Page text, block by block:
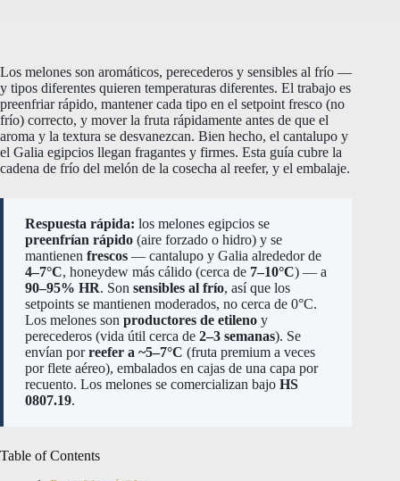
Los melones son aromáticos, perecederos y sensibles al frío —
y tipos diferentes quieren temperaturas diferentes. El trabajo es
preenfriar rápido, mantener cada tipo en el setpoint fresco (no
frío) correcto, y mover la fruta rápidamente antes de que el
aroma y la textura se desvanezcan. Bien hecho, el cantalupo y
el Galia egipcios llegan fragantes y firmes. Esta guía cubre la
cadena de frío del melón de la cosecha al reefer, y el embalaje.
Respuesta rápida: los melones egipcios se
preenfrían rápido (aire forzado o hidro) y se
mantienen frescos — cantalupo y Galia alrededor de
4–7°C, honeydew más cálido (cerca de 7–10°C) — a
90–95% HR. Son sensibles al frío, así que los
setpoints se mantienen moderados, no cerca de 0°C.
Los melones son productores de etileno y
perecederos (vida útil cerca de 2–3 semanas). Se
envían porreefer a ~5–7°C (fruta premium a veces
por flete aéreo), embalados en cajas de una capa por
recuento. Los melones se comercializan bajo HS
0807.19.
Table of Contents